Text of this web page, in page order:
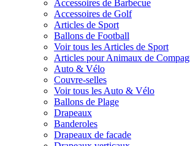
Accessoires de Barbecue
Accessoires de Golf
Articles de Sport
Ballons de Football
Voir tous les Articles de Sport
Articles pour Animaux de
Auto & Vélo
Couvre-selles
Voir tous les Auto & Vélo
Ballons de Plage
Drapeaux
Banderoles
Drapeaux de facade